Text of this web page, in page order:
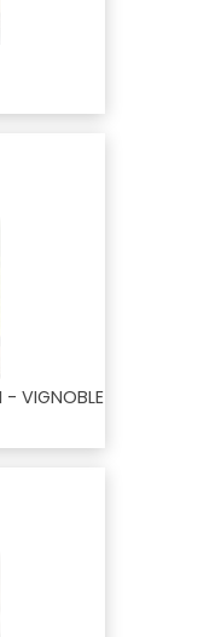
- VIGNOBLE